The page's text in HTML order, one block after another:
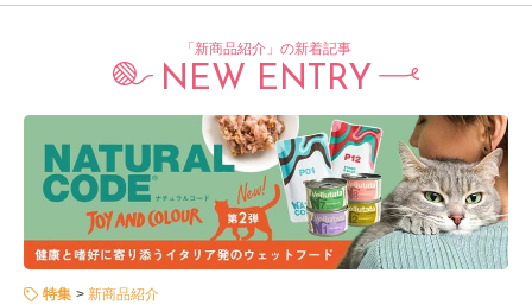
「新商品紹介」の新着記事
NEW ENTRY
特集 新商品紹介